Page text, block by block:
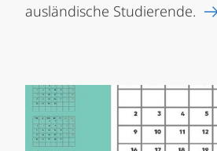
ausländische Studierende.